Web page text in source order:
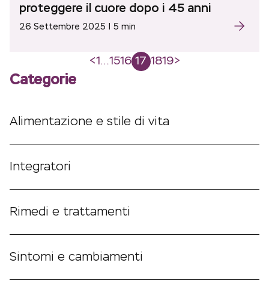
Categorie
Alimentazione e stile di vita
Integratori
Rimedi e trattamenti
Sintomi e cambiamenti
proteggere il cuore dopo i 45 anni
26 Settembre 2025 | 5 min
Paginazione
articoli
<1 …1516 17 1819>